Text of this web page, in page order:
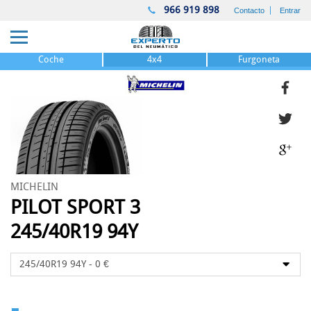
966 919 898 Contacto Entrar
Coche 4x4 Furgoneta
MICHELIN
PILOT SPORT 3
245/40R19 94Y